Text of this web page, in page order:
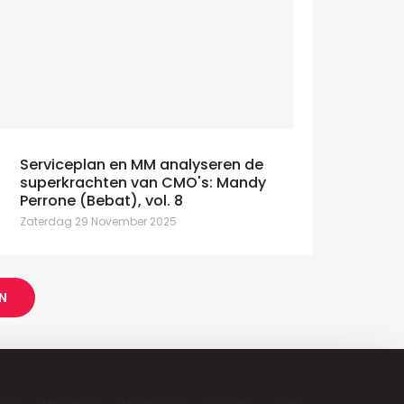
Serviceplan en MM analyseren de
superkrachten van CMO's: Mandy
Perrone (Bebat), vol. 8
Zaterdag 29 November 2025